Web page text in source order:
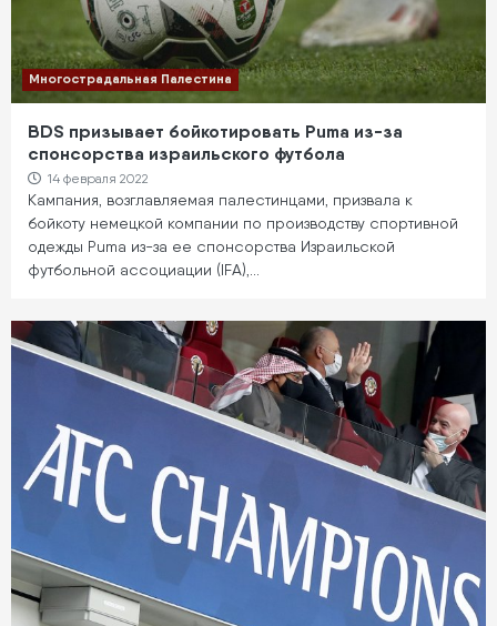
Многострадальная Палестина
BDS призывает бойкотировать Puma из-за
спонсорства израильского футбола
14 февраля 2022
Кампания, возглавляемая палестинцами, призвала к
бойкоту немецкой компании по производству спортивной
одежды Puma из-за ее спонсорства Израильской
футбольной ассоциации (IFA),…